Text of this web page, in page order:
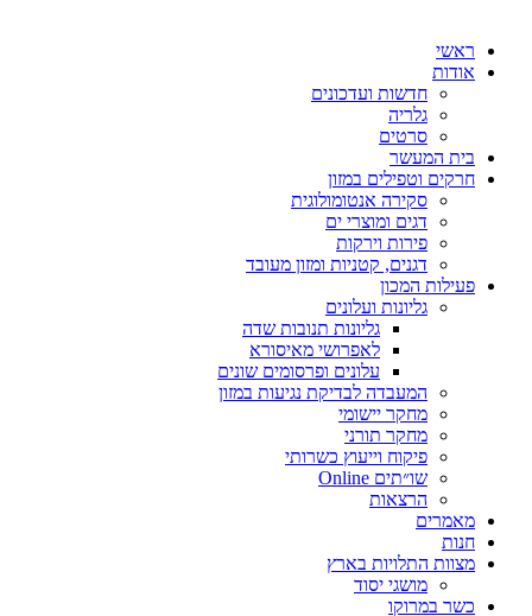
ראשי
אודות
חדשות ועדכונים
גלריה
סרטים
בית המעשר
חרקים וטפילים במזון
סקירה אנטומולוגית
דגים ומוצרי ים
פירות וירקות
דגנים, קטניות ומזון מעובד
פעילות המכון
גליונות ועלונים
גליונות תנובות שדה
לאפרושי מאיסורא
עלונים ופרסומים שונים
המעבדה לבדיקת נגיעות במזון
מחקר יישומי
מחקר תורני
פיקוח וייעוץ כשרותי
שו״תים Online
הרצאות
מאמרים
חנות
מצוות התלויות בארץ
מושגי יסוד
כשר במרוקו